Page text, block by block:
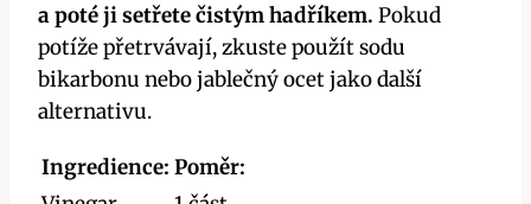
a poté ji setřete čistým hadříkem. Pokud
potíže přetrvávají, zkuste použít sodu
bikarbonu nebo jablečný ocet jako další
alternativu.
Ingredience: Poměr: